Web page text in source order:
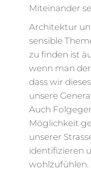
Miteinander
Architektur
sensible
zu finden ist
wenn man
dass wir
unsere
Auch
Möglichkeit
unserer
identifizieren
wohlzufühlen.